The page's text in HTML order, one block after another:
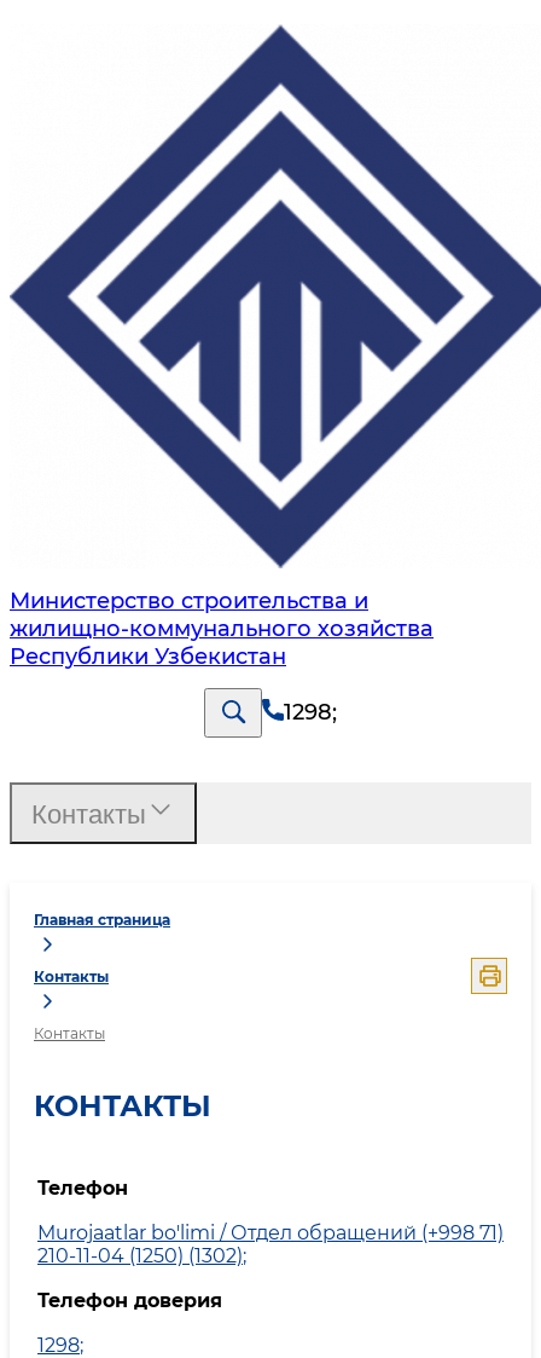
Министерство строительства и
жилищно-коммунального хозяйства
Республики Узбекистан
1298;
Главная страница
Контакты
Контакты
КОНТАКТЫ
Телефон
Murojaatlar bo'limi / Отдел обращений (+998 71)
210-11-04 (1250) (1302);
Телефон доверия
1298;
Контакты